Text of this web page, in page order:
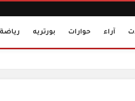
آراء حوارات بورتريه رياضة